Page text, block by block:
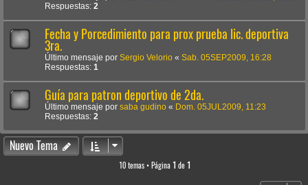
Respuestas: 2
Fecha y Porcedimiento para prox prueba lic. deportiva
3ra.
Último mensaje por Sergio Velorio « Sab. 05SEP2009, 16:28
Respuestas: 1
Guía para patron deportivo de 2da.
Último mensaje por saba gudino « Dom. 05JUL2009, 11:23
Respuestas: 2
Nuevo Tema
10 temas • Página 1 de 1